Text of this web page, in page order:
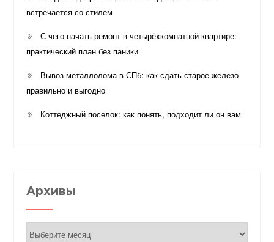
встречается со стилем
С чего начать ремонт в четырёхкомнатной квартире:
практический план без паники
Вывоз металлолома в СПб: как сдать старое железо
правильно и выгодно
Коттеджный поселок: как понять, подходит ли он вам
Архивы